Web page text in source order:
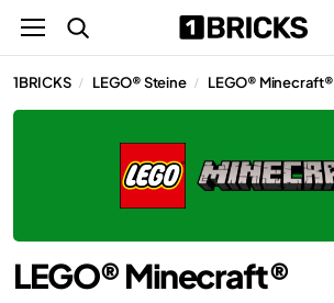
1BRICKS / LEGO® Steine / LEGO® Minecraft®
LEGO® Minecraft®